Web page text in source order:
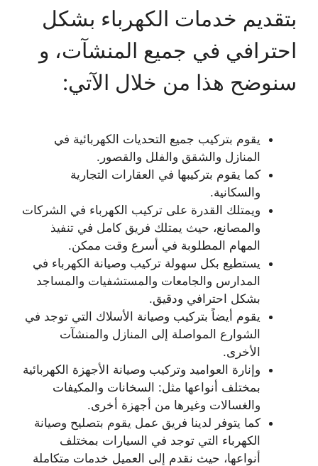
بتقديم خدمات الكهرباء بشكل
احترافي في جميع المنشآت، و
سنوضح هذا من خلال الآتي:
يقوم بتركيب جميع التحديات الكهربائية في
المنازل والشقق والفلل والقصور.
كما يقوم بتركيبها في العقارات التجارية
والسكانية.
ويمتلك القدرة على تركيب الكهرباء في الشركات
والمصانع، حيث يمتلك فريق كامل في تنفيذ
المهام المطلوبة في أسرع وقت ممكن.
يستطيع بكل سهولة تركيب وصيانة الكهرباء في
المدارس والجامعات والمستشفيات والمساجد
بشكل احترافي ودقيق.
يقوم أيضاً بتركيب وصيانة الأسلاك التي توجد في
الشوارع المواصلة إلى المنازل والمنشآت
الأخرى.
وإنارة العواميد وتركيب وصيانة الأجهزة الكهربائية
بمختلف أنواعها مثل: السخانات والمكيفات
والغسالات وغيرها من أجهزة أخرى.
كما يتوفر لدينا فريق عمل يقوم بتصليح وصيانة
الكهرباء التي توجد في السيارات بمختلف
أنواعها، حيث نقدم إلى العميل خدمات متكاملة